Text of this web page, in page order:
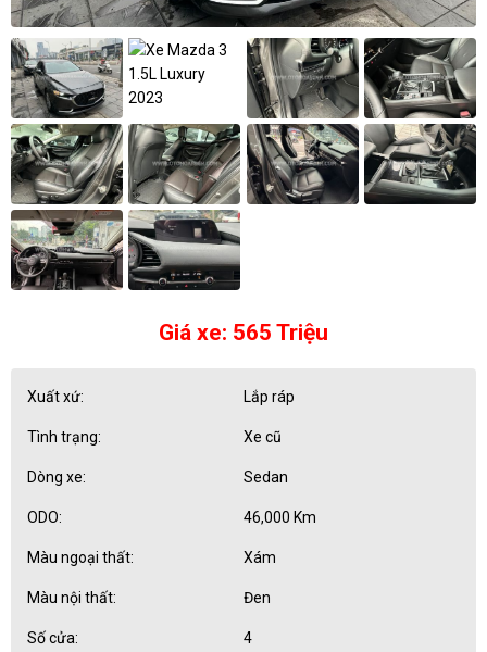
Giá xe: 565 Triệu
Xuất xứ: Lắp ráp
Tình trạng: Xe cũ
Dòng xe: Sedan
ODO: 46,000 Km
Màu ngoại thất: Xám
Màu nội thất: Đen
Số cửa: 4